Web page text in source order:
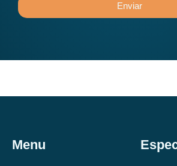
Enviar
Menu